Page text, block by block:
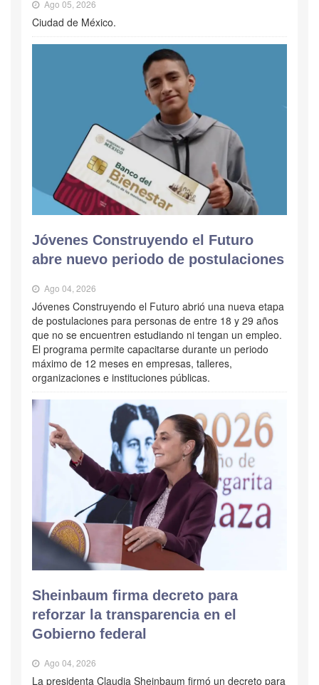
Ago 05, 2026
Ciudad de México.
Jóvenes Construyendo el Futuro
abre nuevo periodo de postulaciones
Ago 04, 2026
Jóvenes Construyendo el Futuro abrió una nueva etapa
de postulaciones para personas de entre 18 y 29 años
que no se encuentren estudiando ni tengan un empleo.
El programa permite capacitarse durante un periodo
máximo de 12 meses en empresas, talleres,
organizaciones e instituciones públicas.
Sheinbaum firma decreto para
reforzar la transparencia en el
Gobierno federal
Ago 04, 2026
La presidenta Claudia Sheinbaum firmó un decreto para